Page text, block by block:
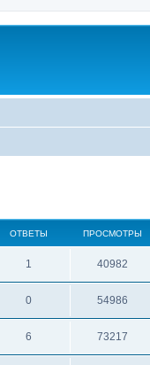
ОТВЕТЫ ПРОСМОТРЫ
1 40982
0 54986
6 73217